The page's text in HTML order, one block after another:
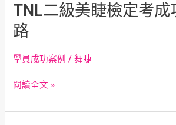
TNL二級美睫檢定考成
路
學員成功案例 /舞睫
閱讀全文 »